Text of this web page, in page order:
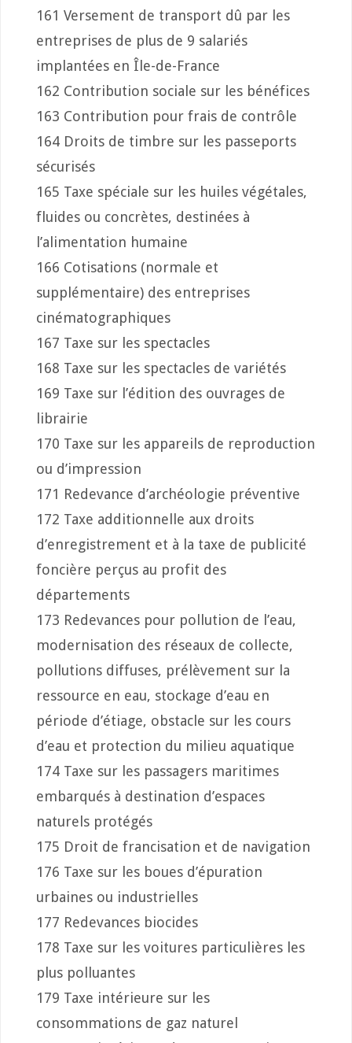
161 Versement de transport dû par les
entreprises de plus de 9 salariés
implantées en Île-de-France
162 Contribution sociale sur les bénéfices
163 Contribution pour frais de contrôle
164 Droits de timbre sur les passeports
sécurisés
165 Taxe spéciale sur les huiles végétales,
fluides ou concrètes, destinées à
l’alimentation humaine
166 Cotisations (normale et
supplémentaire) des entreprises
cinématographiques
167 Taxe sur les spectacles
168 Taxe sur les spectacles de variétés
169 Taxe sur l’édition des ouvrages de
librairie
170 Taxe sur les appareils de reproduction
ou d’impression
171 Redevance d’archéologie préventive
172 Taxe additionnelle aux droits
d’enregistrement et à la taxe de publicité
foncière perçus au profit des
départements
173 Redevances pour pollution de l’eau,
modernisation des réseaux de collecte,
pollutions diffuses, prélèvement sur la
ressource en eau, stockage d’eau en
période d’étiage, obstacle sur les cours
d’eau et protection du milieu aquatique
174 Taxe sur les passagers maritimes
embarqués à destination d’espaces
naturels protégés
175 Droit de francisation et de navigation
176 Taxe sur les boues d’épuration
urbaines ou industrielles
177 Redevances biocides
178 Taxe sur les voitures particulières les
plus polluantes
179 Taxe intérieure sur les
consommations de gaz naturel